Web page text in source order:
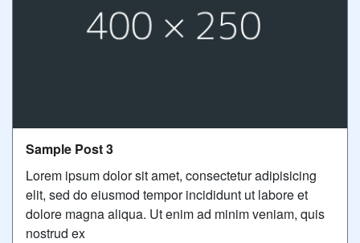
Sample Post 3
Lorem ipsum dolor sit amet, consectetur adipisicing
elit, sed do eiusmod tempor incididunt ut labore et
dolore magna aliqua. Ut enim ad minim veniam, quis
nostrud ex